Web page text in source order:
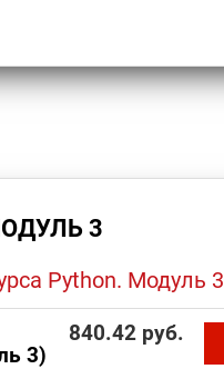
3
Python. Модуль 3
3)
840.42 руб.